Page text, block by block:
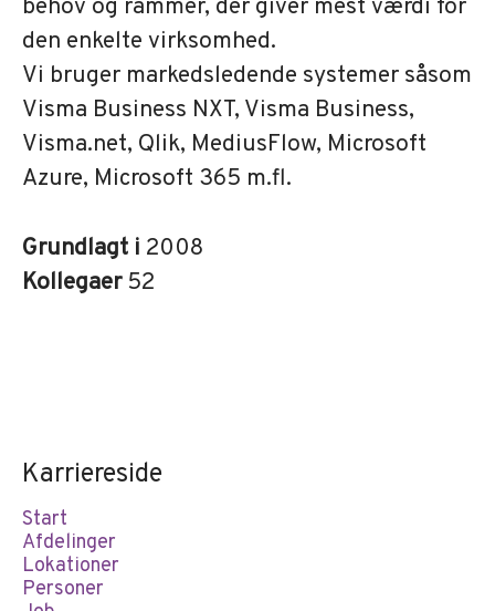
behov og rammer, der giver mest værdi for
den enkelte virksomhed.
Vi bruger markedsledende systemer såsom
Visma Business NXT, Visma Business,
Visma.net, Qlik, MediusFlow, Microsoft
Azure, Microsoft 365 m.fl.
Grundlagt i 2008
Kollegaer 52
Karriereside
Start
Afdelinger
Lokationer
Personer